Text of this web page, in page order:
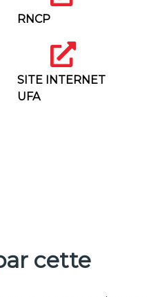
RNCP
SITE INTERNET
UFA
cette